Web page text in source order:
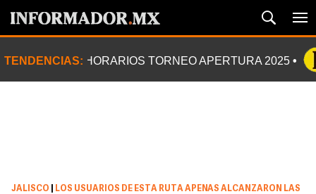
TENDENCIAS: HORARIOS TORNEO APERTURA 2025
JALISCO
LOS USUARIOS DE ESTA RUTA APENAS ALCANZARON LAS